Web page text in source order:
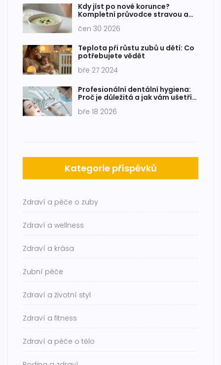
Kdy jíst po nové korunce?
Kompletní průvodce stravou a
čen 30 2026
Teplota při růstu zubů u dětí: Co
potřebujete vědět
bře 27 2024
Profesionální dentální hygiena:
Proč je důležitá a jak vám ušetří
bře 18 2026
Kategorie příspěvků
Zdraví a péče o zuby
Zdraví a wellness
Zdraví a krása
Zubní péče
Zdraví a životní styl
Zdraví a fitness
Zdraví a péče o tělo